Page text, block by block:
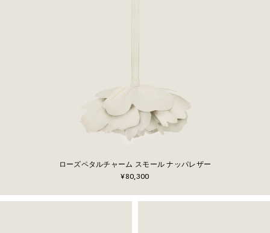
ローズペタルチャーム スモール ナッパレザー
¥80,300